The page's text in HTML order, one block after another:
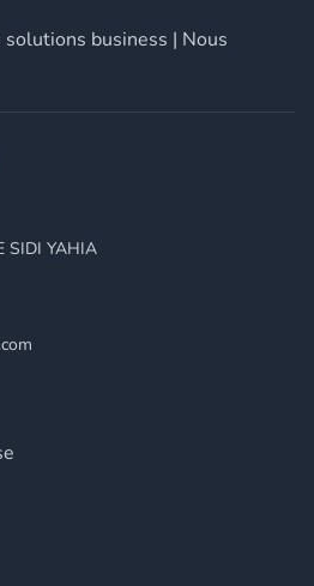
solutions business | Nous
SIDI YAHIA